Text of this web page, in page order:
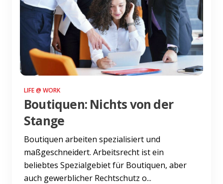
LIFE @ WORK
Boutiquen: Nichts von der
Stange
Boutiquen arbeiten spezialisiert und
maßgeschneidert. Arbeitsrecht ist ein
beliebtes Spezialgebiet für Boutiquen, aber
auch gewerblicher Rechtschutz o...